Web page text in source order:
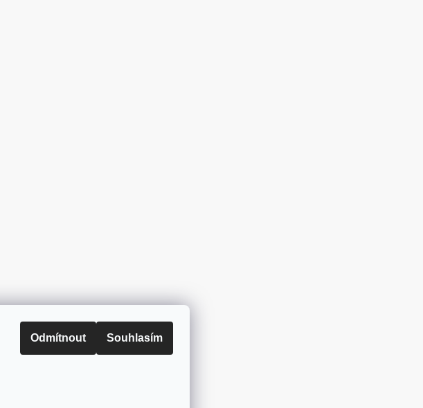
Odmítnout Souhlasím